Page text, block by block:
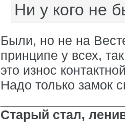
Ни у кого не
Были, но не на
принципе у всех,
это износ
Надо только замок
Старый стал,